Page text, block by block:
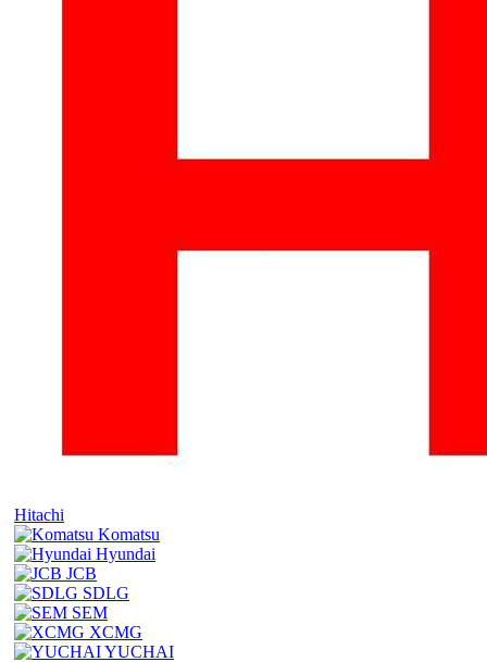
Hitachi
Komatsu
Hyundai
JCB
SDLG
SEM
XCMG
YUCHAI